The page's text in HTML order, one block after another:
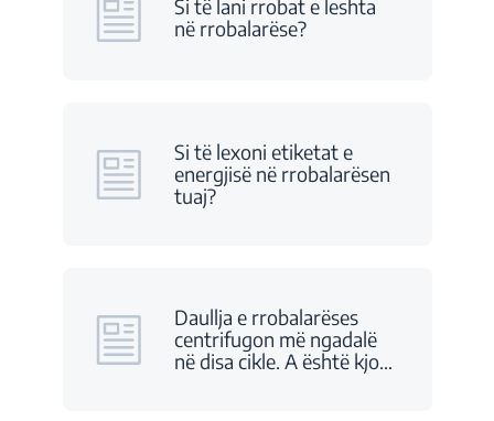
Si të lani rrobat e leshta
në rrobalarëse?
Si të lexoni etiketat e
energjisë në rrobalarësen
tuaj?
Daullja e rrobalarëses
centrifugon më ngadalë
në disa cikle. A është kjo…